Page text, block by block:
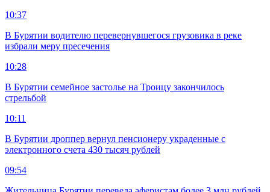
10:37
В Бурятии водителю перевернувшегося грузовика в реке
избрали меру пресечения
10:28
В Бурятии семейное застолье на Троицу закончилось
стрельбой
10:11
В Бурятии дроппер вернул пенсионеру украденные с
электронного счета 430 тысяч рублей
09:54